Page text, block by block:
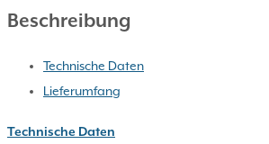
Beschreibung
Technische Daten
Lieferumfang
Technische Daten